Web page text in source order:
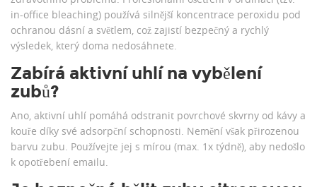
in-office bleaching) používá silnější koncentrace peroxidu pod
ochranou dásní a světlem, což zajistí bezpečný a rychlý
výsledek, který doma nedosáhnete.
Zabírá aktivní uhlí na vybělení
zubů?
Ano, aktivní uhlí pomáhá odstranit povrchové skvrny od kávy a
kouře díky své adsorpční schopnosti. Nemění však přirozenou
barvu zubu. Používejte jej s mírou (max. 1x týdně), aby nedošlo
k opotřebení emailu.